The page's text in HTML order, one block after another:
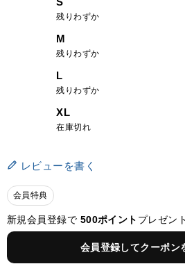
残りわずか
M
残りわずか
L
残りわずか
XL
在庫切れ
レビューを書く
会員特典
新規会員登録で 500ポイント プレゼント
会員登録してクーポン